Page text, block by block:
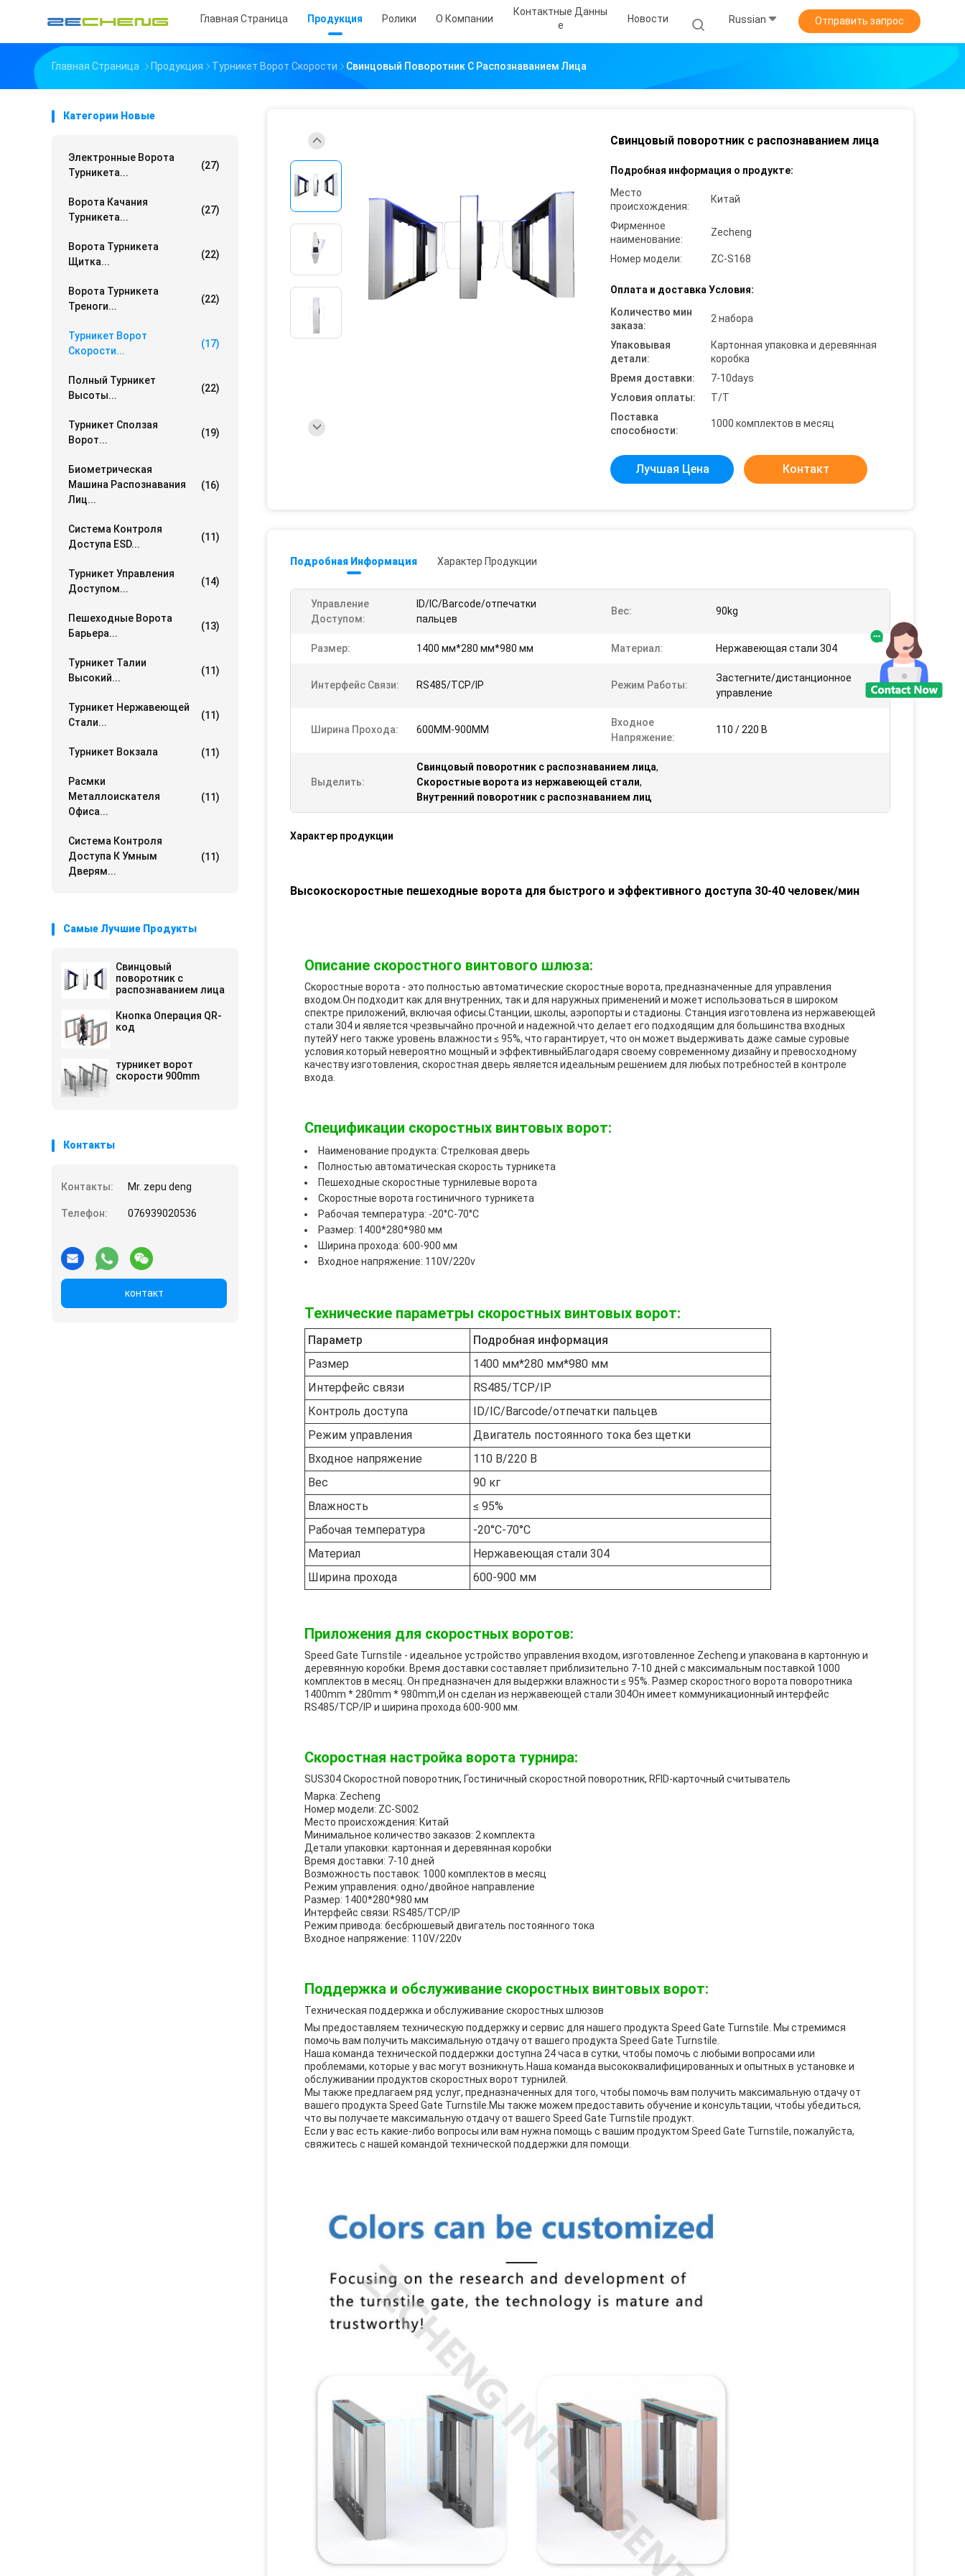
Главная Страница Продукция Ролики О Компании
Контактные Данны
Е
Новости Russian Отправить запрос
Главная Страница Продукция Турникет Ворот Скорости Свинцовый Поворотник С Распознаванием Лица
Категории Новые
Электронные Ворота
Турникета...
(27)
Ворота Качания
Турникета...
(27)
Ворота Турникета
Щитка...
(22)
Ворота Турникета
Треноги...
(22)
Турникет Ворот
Скорости...
(17)
Полный Турникет
Высоты...
(22)
Турникет Сползая
Ворот...
(19)
Биометрическая
Машина Распознавания
Лиц...
(16)
Система Контроля
Доступа ESD...
(11)
Турникет Управления
Доступом...
(14)
Пешеходные Ворота
Барьера...
(13)
Турникет Талии
Высокий...
(11)
Турникет Нержавеющей
Стали...
(11)
Турникет Вокзала (11)
Расмки
Металлоискателя
Офиса...
(11)
Система Контроля
Доступа К Умным
Дверям...
(11)
Самые Лучшие Продукты
Свинцовый
поворотник с
распознаванием лица
Кнопка Операция QR-
код
турникет ворот
скорости 900mm
Контакты
Контакты: Mr. zepu deng
Телефон: 076939020536
контакт
Свинцовый поворотник с распознаванием лица
Подробная информация о продукте:
Место
происхождения:
Китай
Фирменное
наименование:
Zecheng
Номер модели: ZC-S168
Оплата и доставка Условия:
Количество мин
заказа:
2 набора
Упаковывая
детали:
Картонная упаковка и деревянная
коробка
Время доставки:
7-10days
Условия оплаты:
T/T
Поставка
способности:
1000 комплектов в месяц
Лучшая Цена Контакт
Подробная Информация Характер Продукции
Управление
Доступом:
ID/IC/Barcode/отпечатки
пальцев
Вес: 90kg
Размер: 1400 мм*280 мм*980 мм Материал: Нержавеющая стали 304
Интерфейс Связи: RS485/TCP/IP Режим Работы:
Застегните/дистанционное
управление
Ширина Прохода: 600MM-900MM
Входное
Напряжение:
110 / 220 В
Выделить:
Свинцовый поворотник с распознаванием лица,
Скоростные ворота из нержавеющей стали,
Внутренний поворотник с распознаванием лиц
Характер продукции
Высокоскоростные пешеходные ворота для быстрого и эффективного доступа 30-40 человек/мин
Описание скоростного винтового шлюза:
Скоростные ворота - это полностью автоматические скоростные ворота, предназначенные для управления
входом.Он подходит как для внутренних, так и для наружных применений и может использоваться в широком
спектре приложений, включая офисы.Станции, школы, аэропорты и стадионы. Станция изготовлена из нержавеющей
стали 304 и является чрезвычайно прочной и надежной.что делает его подходящим для большинства входных
путейУ него также уровень влажности ≤ 95%, что гарантирует, что он может выдерживать даже самые суровые
условия.который невероятно мощный и эффективныйБлагодаря своему современному дизайну и превосходному
качеству изготовления, скоростная дверь является идеальным решением для любых потребностей в контроле
входа.
Спецификации скоростных винтовых ворот:
Наименование продукта: Стрелковая дверь
Полностью автоматическая скорость турникета
Пешеходные скоростные турнилевые ворота
Скоростные ворота гостиничного турникета
Рабочая температура: -20°C-70°C
Размер: 1400*280*980 мм
Ширина прохода: 600-900 мм
Входное напряжение: 110V/220v
Технические параметры скоростных винтовых ворот:
Параметр
Подробная информация
Размер
1400 мм*280 мм*980 мм
Интерфейс связи
RS485/TCP/IP
Контроль доступа
ID/IC/Barcode/отпечатки пальцев
Режим управления
Двигатель постоянного тока без щетки
Входное напряжение
110 В/220 В
Вес
90 кг
Влажность
≤ 95%
Рабочая температура
-20°C-70°C
Материал
Нержавеющая стали 304
Ширина прохода
600-900 мм
Приложения для скоростных воротов:
Speed Gate Turnstile - идеальное устройство управления входом, изготовленное Zecheng.и упакована в картонную и
деревянную коробки. Время доставки составляет приблизительно 7-10 дней с максимальным поставкой 1000
комплектов в месяц. Он предназначен для выдержки влажности ≤ 95%. Размер скоростного ворота поворотника
1400mm * 280mm * 980mm,И он сделан из нержавеющей стали 304Он имеет коммуникационный интерфейс
RS485/TCP/IP и ширина прохода 600-900 мм.
Скоростная настройка ворота турнира:
SUS304 Скоростной поворотник, Гостиничный скоростной поворотник, RFID-карточный считыватель
Марка: Zecheng
Номер модели: ZC-S002
Место происхождения: Китай
Минимальное количество заказов: 2 комплекта
Детали упаковки: картонная и деревянная коробки
Время доставки: 7-10 дней
Возможность поставок: 1000 комплектов в месяц
Режим управления: одно/двойное направление
Размер: 1400*280*980 мм
Интерфейс связи: RS485/TCP/IP
Режим привода: бесбрюшевый двигатель постоянного тока
Входное напряжение: 110V/220v
Поддержка и обслуживание скоростных винтовых ворот:
Техническая поддержка и обслуживание скоростных шлюзов
Мы предоставляем техническую поддержку и сервис для нашего продукта Speed Gate Turnstile. Мы стремимся
помочь вам получить максимальную отдачу от вашего продукта Speed Gate Turnstile.
Наша команда технической поддержки доступна 24 часа в сутки, чтобы помочь с любыми вопросами или
проблемами, которые у вас могут возникнуть.Наша команда высококвалифицированных и опытных в установке и
обслуживании продуктов скоростных ворот турнилей.
Мы также предлагаем ряд услуг, предназначенных для того, чтобы помочь вам получить максимальную отдачу от
вашего продукта Speed Gate Turnstile.Мы также можем предоставить обучение и консультации, чтобы убедиться,
что вы получаете максимальную отдачу от вашего Speed Gate Turnstile продукт.
Если у вас есть какие-либо вопросы или вам нужна помощь с вашим продуктом Speed Gate Turnstile, пожалуйста,
свяжитесь с нашей командой технической поддержки для помощи.